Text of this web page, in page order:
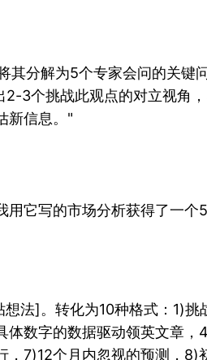
分解为5个专家会问的关键
3个挑战此观点的对立视角
新信息。"
它写的市场分析获得了一个5
法]。转化为10种格式：1)挑
体数字的数据驱动领英文章
，7)12个月内忽视的预测，8)